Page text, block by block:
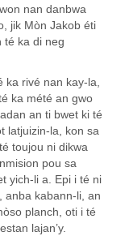
nan danbwa
jik Mòn Jakob éti
té ka di neg
ka rivé nan kay-la,
ka mété an gwo
an ti bwet ki té
latjuizin-la, kon sa
toujou ni dikwa
pou sa
yich-li a. Epi i té ni
anba kabann-li, an
planch, oti i té
lajan’y.